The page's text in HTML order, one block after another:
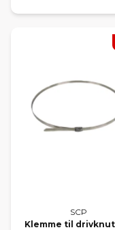
SCP
Klemme til